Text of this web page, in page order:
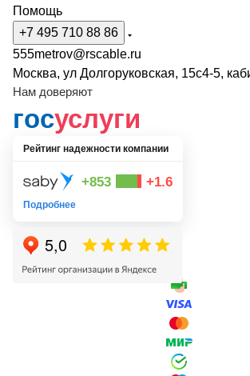
Помощь
+7 495 710 88 86
555metrov@rscable.ru
Москва, ул Долгоруковская, 15с4-5,
Нам доверяют
госуслуги
Рейтинг надежности компании
+853 +1.6
Подробнее